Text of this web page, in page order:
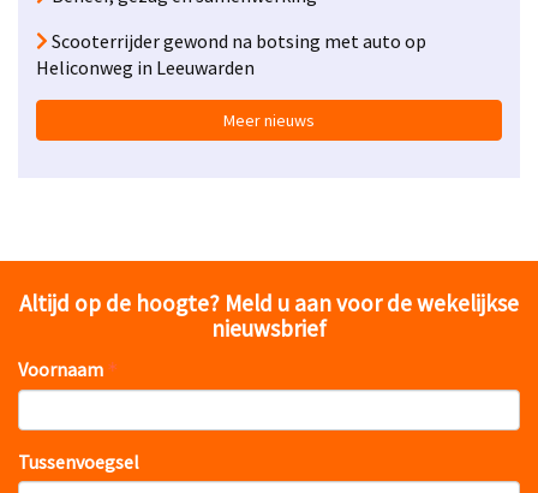
Scooterrijder gewond na botsing met auto op
Heliconweg in Leeuwarden
Meer nieuws
Altijd op de hoogte? Meld u aan voor de wekelijkse
nieuwsbrief
Voornaam
Tussenvoegsel